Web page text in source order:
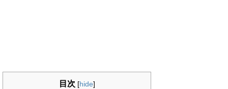
目次 [hide]